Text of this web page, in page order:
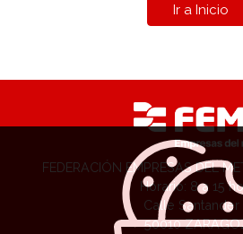
Ir a Inicio
FEDERACIÓN EMPRESAS DEL
Horario: 8 a 15
Calle Santander
50010